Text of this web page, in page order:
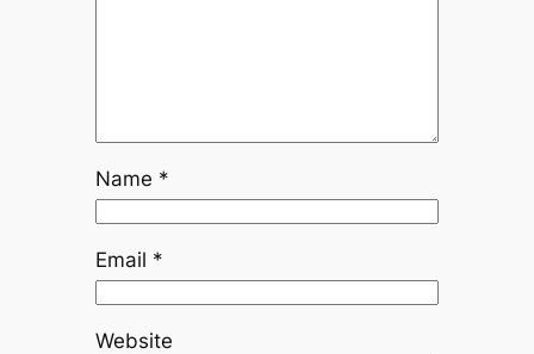
Name *
Email *
Website